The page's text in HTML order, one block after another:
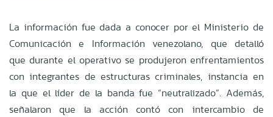
La información fue dada a conocer por el Ministerio de
Comunicación e Información venezolano, que detalló
que durante el operativo se produjeron enfrentamientos
con integrantes de estructuras criminales, instancia en
la que el líder de la banda fue “neutralizado”. Además,
señalaron que la acción contó con intercambio de